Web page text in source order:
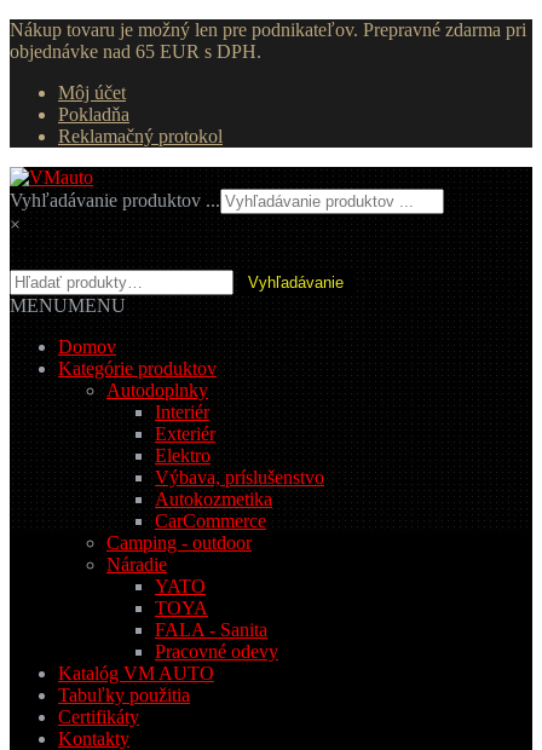
Nákup tovaru je možný len pre podnikateľov. Prepravné zdarma pri
objednávke nad 65 EUR s DPH.
Môj účet
Pokladňa
Reklamačný protokol
Preskočiť
na
navigáciu
Preskočiť
na
obsah
Vyhľadávanie produktov ...
×
Hľadať: Vyhľadávanie
MENUMENU
Domov
Kategórie produktov
Autodoplnky
Interiér
Exteriér
Elektro
Výbava, príslušenstvo
Autokozmetika
CarCommerce
Camping - outdoor
Náradie
YATO
TOYA
FALA - Sanita
Pracovné odevy
Katalóg VM AUTO
Tabuľky použitia
Certifikáty
Kontakty